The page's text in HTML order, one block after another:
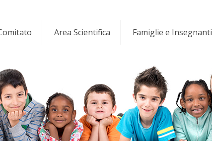
Area Scientifica Famiglie e Insegnanti